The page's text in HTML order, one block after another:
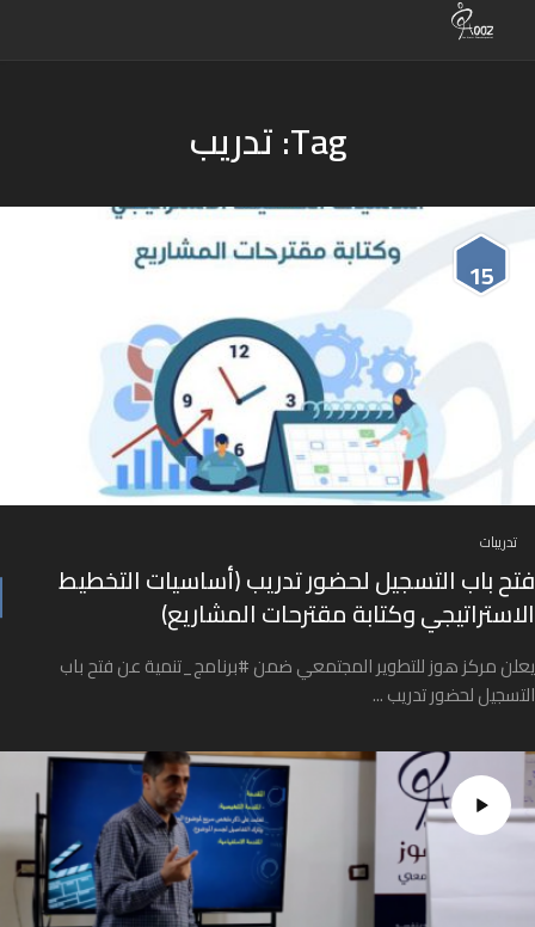
Tag: تدريب
15
تدريبات
فتح باب التسجيل لحضور تدريب (أساسيات التخطيط
الاستراتيجي وكتابة مقترحات المشاريع)
يعلن مركز هوز للتطوير المجتمعي ضمن #برنامج_تنمية عن فتح باب
التسجيل لحضور تدريب ...